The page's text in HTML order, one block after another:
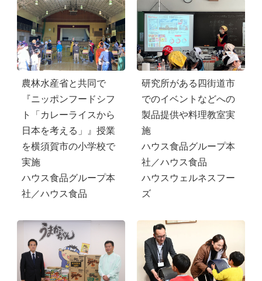
農林水産省と共同で
『ニッポンフードシフ
ト「カレーライスから
日本を考える」』授業
を横須賀市の小学校で
実施
ハウス食品グループ本
社／ハウス食品
研究所がある四街道市
でのイベントなどへの
製品提供や料理教室実
施
ハウス食品グループ本
社／ハウス食品
ハウスウェルネスフー
ズ